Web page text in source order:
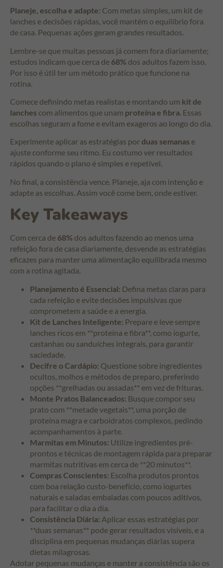
Planeje, escolha e adapte: Com metas simples, um kit de
lanches e decisões rápidas, você mantém o equilíbrio fora
de casa. Pequenas ações geram grandes resultados.
Lembre-se que muitas pessoas já comem fora diariamente;
estudos indicam que cerca de 68% dos adultos fazem isso.
Por isso é útil ter um método prático que funcione na
rotina.
Comece definindo metas realistas e montando um kit de
lanches com alimentos que unam proteína e fibra. Essas
escolhas seguram a fome e evitam exageros ao longo do dia.
Experimente aplicar as estratégias porduas semanas e
ajuste conforme seu ritmo. Eu costumo ver resultados
rápidos quando o plano é simples e repetível.
No final, a consistência vence. Planeje, aja com intenção e
adapte as escolhas. Assim você come bem, onde estiver.
Key Takeaways
Com cerca de 68% dos adultos fazendo ao menos uma
refeição fora de casa diariamente, desvende as estratégias
eficazes para manter uma alimentação equilibrada mesmo
com a rotina agitada.
Planejamento é Essencial: Defina metas claras para
cada refeição e evite decisões impulsivas que
comprometem a saúde e a energia.
Kit de Lanches Inteligente: Prepare e leve sempre
lanches ricos em **proteína e fibra**, como iogurte,
castanhas ou sanduíches integrais, para garantir
saciedade.
Decifre o Cardápio: Questione sobre ingredientes
ocultos, molhos e métodos de preparo, preferindo
opções **grelhadas ou assadas** em vez de frituras.
Monte Pratos Balanceados: Busque compor seu
prato com **metade vegetais**, uma porção de
proteína magra e carboidratos complexos, pedindo
acompanhamentos à parte.
Marmitas em Minutos: Utilize ingredientes pré-
prontos e técnicas de montagem rápida para preparar
marmitas nutritivas em cerca de **20 minutos**.
Compras Conscientes: Escolha produtos prontos
com boa relação custo-benefício, como iogurtes
naturais e saladas embaladas com poucos aditivos,
para facilitar o dia a dia.
Consistência Diária: Aplicar essas estratégias por
**duas semanas** pode gerar resultados visíveis, e a
disciplina em pequenas mudanças diárias supera
dietas milagrosas.
Adotar pequenas mudanças e manter a consistência são os